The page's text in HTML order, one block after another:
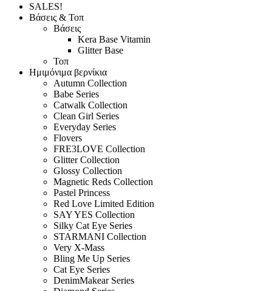
SALES!
Βάσεις & Τοπ
Βάσεις
Kera Base Vitamin
Glitter Base
Τοπ
Ημιμόνιμα βερνίκια
Autumn Collection
Babe Series
Catwalk Collection
Clean Girl Series
Everyday Series
Flovers
FRE3LOVE Collection
Glitter Collection
Glossy Collection
Magnetic Reds Collection
Pastel Princess
Red Love Limited Edition
SAY YES Collection
Silky Cat Eye Series
STARMANI Collection
Very X-Mass
Bling Me Up Series
Cat Eye Series
DenimMakear Series